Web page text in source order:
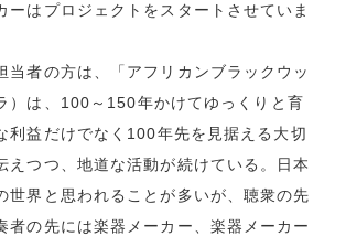
ーはプロジェクトをスタートさせていま
当者の方は、「アフリカンブラックウッ
）は、100～150年かけてゆっくりと育
利益だけでなく100年先を見据える大切
えつつ、地道な活動が続けている。日本
世界と思われることが多いが、聴衆の先
者の先には楽器メーカー、楽器メーカー